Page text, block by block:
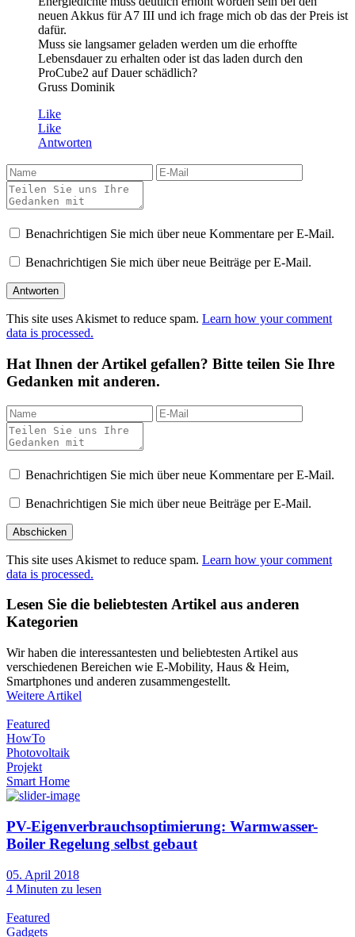
neuen Akkus für A7 III und ich frage mich ob das der Preis ist
dafür.
Muss sie langsamer geladen werden um die erhoffte
Lebensdauer zu erhalten oder ist das laden durch den
ProCube2 auf Dauer schädlich?
Gruss Dominik
Like
Like
Antworten
Benachrichtigen Sie mich über neue Kommentare per E-Mail.
Benachrichtigen Sie mich über neue Beiträge per E-Mail.
This site uses Akismet to reduce spam. Learn how your comment
data is processed.
Hat Ihnen der Artikel gefallen? Bitte teilen Sie Ihre
Gedanken mit anderen.
Benachrichtigen Sie mich über neue Kommentare per E-Mail.
Benachrichtigen Sie mich über neue Beiträge per E-Mail.
This site uses Akismet to reduce spam. Learn how your comment
data is processed.
Lesen Sie die beliebtesten Artikel aus anderen
Kategorien
Wir haben die interessantesten und beliebtesten Artikel aus
verschiedenen Bereichen wie E-Mobility, Haus & Heim,
Smartphones und anderen zusammengestellt.
Weitere Artikel
Featured
HowTo
Photovoltaik
Projekt
Smart Home
PV-Eigenverbrauchsoptimierung: Warmwasser-
Boiler Regelung selbst gebaut
05. April 2018
4 Minuten zu lesen
Featured
Gadgets